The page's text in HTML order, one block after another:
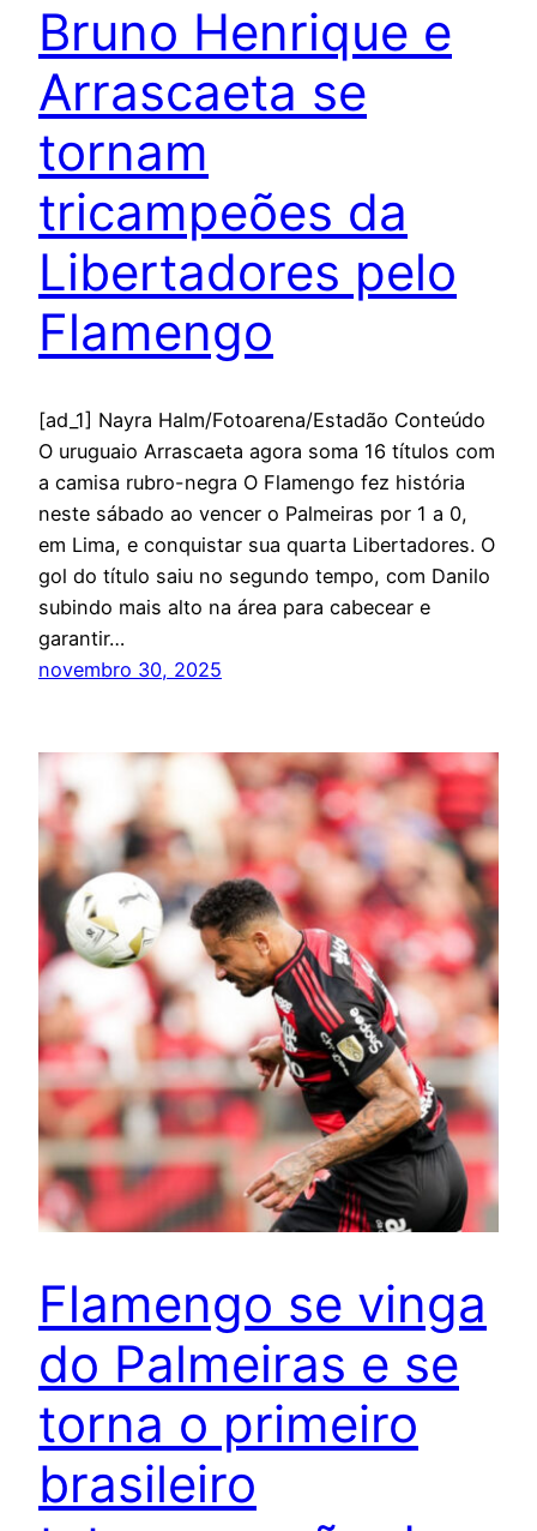
Bruno Henrique e
Arrascaeta se
tornam
tricampeões da
Libertadores pelo
Flamengo
[ad_1] Nayra Halm/Fotoarena/Estadão Conteúdo
O uruguaio Arrascaeta agora soma 16 títulos com
a camisa rubro-negra O Flamengo fez história
neste sábado ao vencer o Palmeiras por 1 a 0,
em Lima, e conquistar sua quarta Libertadores. O
gol do título saiu no segundo tempo, com Danilo
subindo mais alto na área para cabecear e
garantir…
novembro 30, 2025
Flamengo se vinga
do Palmeiras e se
torna o primeiro
brasileiro